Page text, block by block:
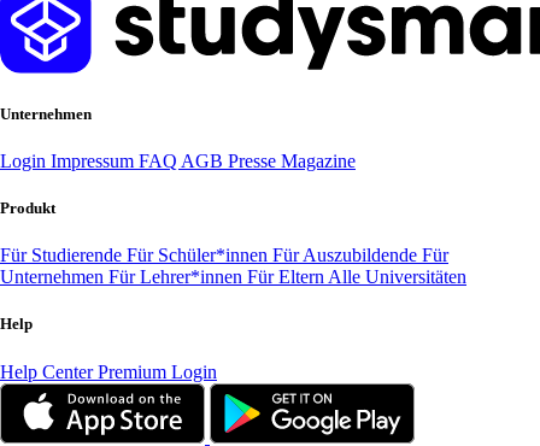
Unternehmen
Login Impressum FAQ AGB Presse Magazine
Produkt
Für Studierende Für Schüler*innen Für Auszubildende Für
Unternehmen Für Lehrer*innen Für Eltern Alle Universitäten
Help
Help CenterPremium Login